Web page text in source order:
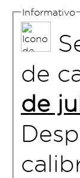
Informativo
de
de